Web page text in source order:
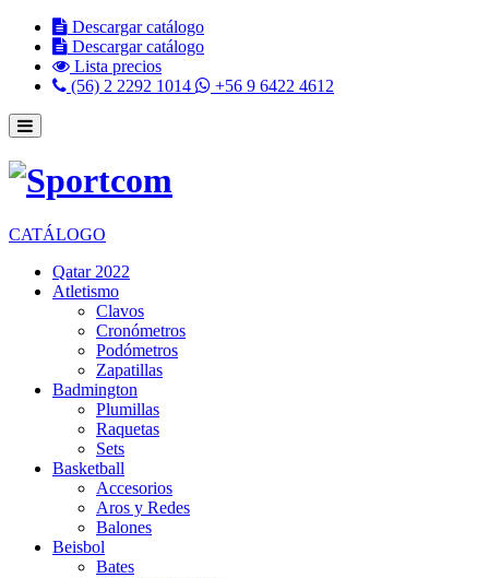
Descargar catálogo
Descargar catálogo
Lista precios
(56) 2 2292 1014
+56 9 6422 4612
CATÁLOGO
Qatar 2022
Atletismo
Clavos
Cronómetros
Podómetros
Zapatillas
Badmington
Plumillas
Raquetas
Sets
Basketball
Accesorios
Aros y Redes
Balones
Beisbol
Bates